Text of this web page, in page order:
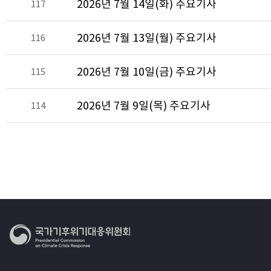
117 2026년 7월 14일(화) 주요기사
116 2026년 7월 13일(월) 주요기사
115 2026년 7월 10일(금) 주요기사
114 2026년 7월 9일(목) 주요기사